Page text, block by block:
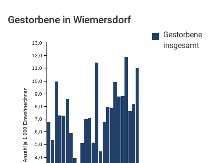
Gestorbene in Wiemersdorf
Gestorbene
insgesamt
Anzahl je 1 000 Einwohner:innen 4,0
5,0
6,0
7,0
8,0
9,0
10,0
11,0
12,0
13,0